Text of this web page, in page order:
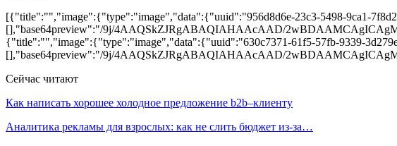
[{"title":"","image":{"type":"image","data":{"uuid":"956d8d6e-23c3-5498-9ca1-
[],"base64preview":"/9j/4AAQSkZJRgABAQIAHAAcAAD/
{"title":"","image":{"type":"image","data":{"uuid":"630c7371-61f5-57fb-9339-
[],"base64preview":"/9j/4AAQSkZJRgABAQIAHAAcAAD/
Сейчас читают
Как написать хорошее холодное предложение b2b–клиенту
Аналитика рекламы для взрослых: как не слить бюджет из-за…